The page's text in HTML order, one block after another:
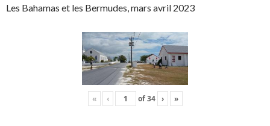
Les Bahamas et les Bermudes, mars avril 2023
« ‹ of34 › »